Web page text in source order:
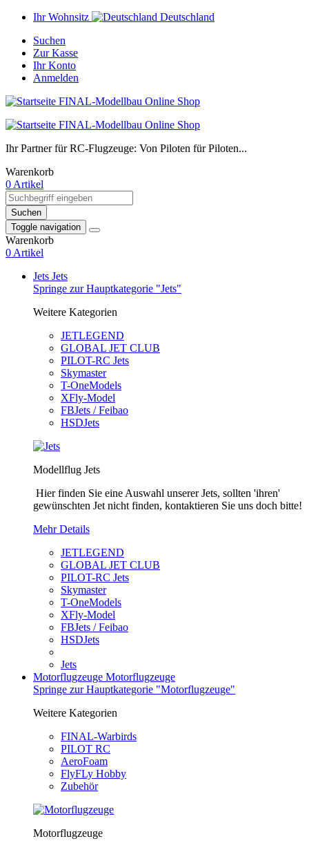
Ihr Wohnsitz
Deutschland
Suchen
Zur Kasse
Ihr Konto
Anmelden
Ihr Partner für RC-Flugzeuge: Von Piloten für Piloten...
Warenkorb
0 Artikel
Suchen
Toggle navigation
Warenkorb
0 Artikel
Jets Jets
Springe zur Hauptkategorie "Jets"
Weitere Kategorien
JETLEGEND
GLOBAL JET CLUB
PILOT-RC Jets
Skymaster
T-OneModels
XFly-Model
FBJets / Feibao
HSDJets
Modellflug Jets
Hier finden Sie eine Auswahl unserer Jets, sollten 'ihren'
gewünschten Jet nicht finden, kontaktieren Sie uns doch bitte!
Mehr Details
JETLEGEND
GLOBAL JET CLUB
PILOT-RC Jets
Skymaster
T-OneModels
XFly-Model
FBJets / Feibao
HSDJets
Jets
Motorflugzeuge Motorflugzeuge
Springe zur Hauptkategorie "Motorflugzeuge"
Weitere Kategorien
FINAL-Warbirds
PILOT RC
AeroFoam
FlyFLy Hobby
Zubehör
Motorflugzeuge